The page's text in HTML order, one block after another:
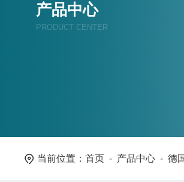
产品中心
PRODUCT CENTER
当前位置：首页 - 产品中心 -德